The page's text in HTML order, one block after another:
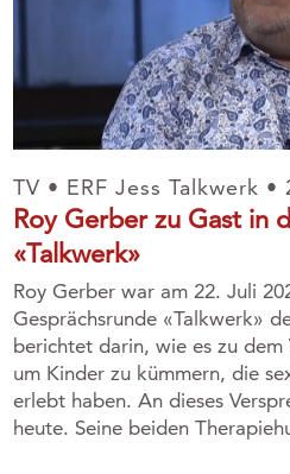
TV • ERF Jess Talkwerk
Roy Gerber zu Gast in
«Talkwerk»
Roy Gerber war am 22. Juli
Gesprächsrunde «Talkwerk»
berichtet darin, wie es zu dem
um Kinder zu kümmern, die
erlebt haben. An dieses
heute. Seine beiden